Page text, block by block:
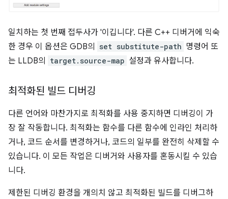
일치하는 첫 번째 접두사가 '이깁니다'. 다른 C++ 디버거에 익숙
한 경우 이 옵션은 GDB의
set substitute-path 명령어 또
는 LLDB의
target.source-map 설정과 유사합니다.
최적화된 빌드 디버깅
다른 언어와 마찬가지로 최적화를 사용 중지하면 디버깅이 가
장 잘 작동합니다. 최적화는 함수를 다른 함수에 인라인 처리하
거나, 코드 순서를 변경하거나, 코드의 일부를 완전히 삭제할 수
있습니다. 이 모든 작업은 디버거와 사용자를 혼동시킬 수 있습
니다.
제한된 디버깅 환경을 개의치 않고 최적화된 빌드를 디버그하